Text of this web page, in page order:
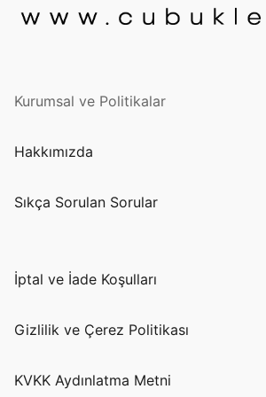
Kurumsal ve Politikalar
Hakkımızda
Sıkça Sorulan Sorular
İptal ve İade Koşulları
Gizlilik ve Çerez Politikası
KVKK Aydınlatma Metni